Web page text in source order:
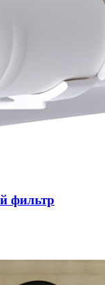
фильтр